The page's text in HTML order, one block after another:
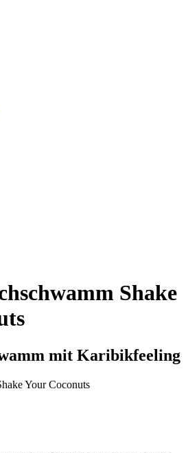
Shake
mit Karibikfeeling
Your Coconuts